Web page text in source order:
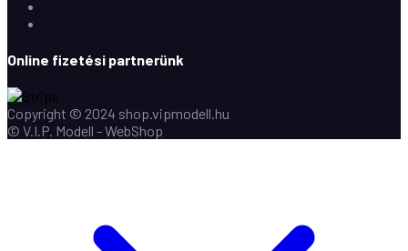
Online fizetési partnerünk
Copyright © 2024 shop.vipmodell.hu
© V.I.P. Modell - WebShop